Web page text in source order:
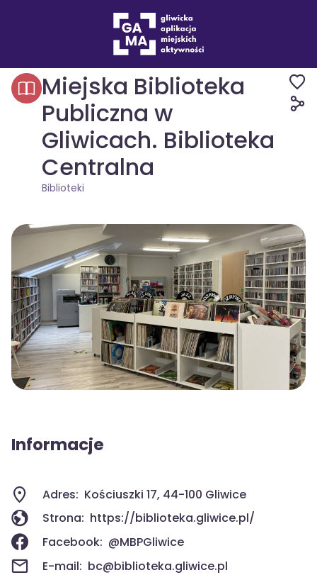
Biblioteki
Miejska Biblioteka
Publiczna w
Gliwicach. Biblioteka
Centralna
Biblioteki
Informacje
Adres: Kościuszki 17, 44-100 Gliwice
Strona: https://biblioteka.gliwice.pl/
Facebook: @MBPGliwice
E-mail: bc@biblioteka.gliwice.pl